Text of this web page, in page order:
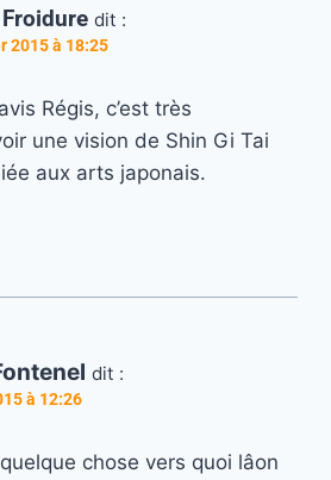
dit :
2015 à 18:25
Régis, c’est très
une vision de Shin Gi Tai
aux arts japonais.
dit :
à 12:26
chose vers quoi lâon